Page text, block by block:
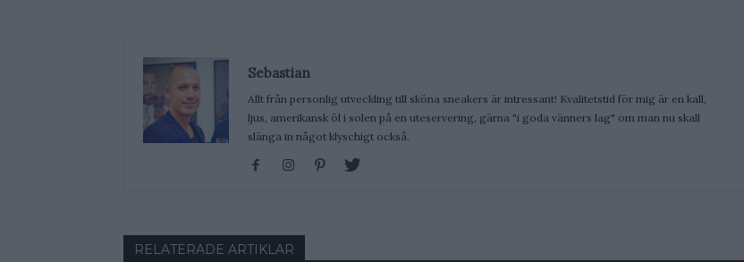
Sebastian
Allt från personlig utveckling till sköna sneakers är intressant! Kvalitetstid för mig är en kall,
ljus, amerikansk öl i solen på en uteservering, gärna "i goda vänners lag" om man nu skall
slänga in något klyschigt också.
RELATERADE ARTIKLAR